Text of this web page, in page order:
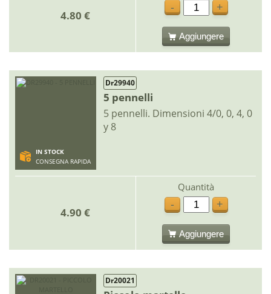
4.80 €
-
+
Aggiungere
IN STOCK
CONSEGNA RAPIDA
Dr29940
5 pennelli
5 pennelli. Dimensioni 4/0, 0, 4, 0
y 8
4.90 €
Quantità
-
+
Aggiungere
Dr20021